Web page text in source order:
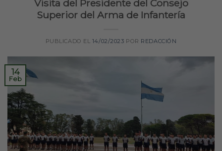
Visita del Presidente del Consejo
Superior del Arma de Infantería
PUBLICADO EL 14/02/2023 POR REDACCIÓN
14
Feb